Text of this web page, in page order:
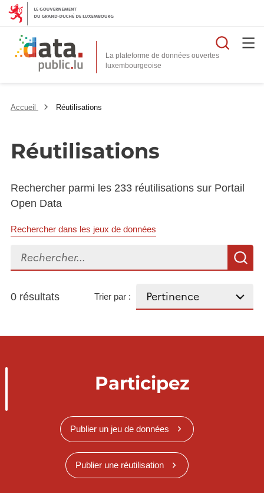
La plateforme de données ouvertes
Accueil Réutilisations
Réutilisations
Rechercher parmi les 233 réutilisations sur Portail
Open Data
Rechercher dans les jeux de données
Rechercher...
0 résultats Trier par :
Participez
Publier un jeu de données
Publier une réutilisation